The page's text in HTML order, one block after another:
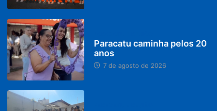
Paracatu caminha pelos 20
anos
7 de agosto de 2026